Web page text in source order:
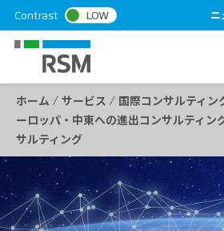
k
t
n
t
e
n
Contrast LOW ニ
ホーム / サービス / 国際コンサルティン
ーロッパ・中東への進出コンサルティン
サルティング